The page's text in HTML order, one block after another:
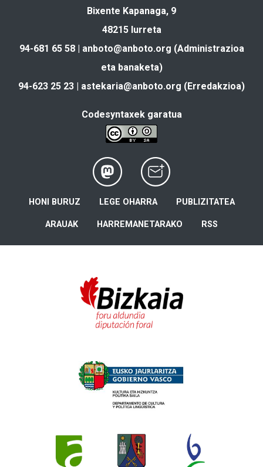
Bixente Kapanaga, 9
48215 Iurreta
94-681 65 58 | anboto@anboto.org (Administrazioa
eta banaketa)
94-623 25 23 | astekaria@anboto.org (Erredakzioa)
Codesyntaxek garatua
HONI BURUZ LEGE OHARRA PUBLIZITATEA
ARAUAK HARREMANETARAKO RSS